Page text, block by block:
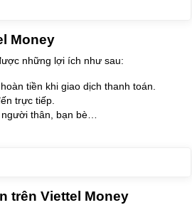
Money
những lợi ích như sau:
tiền khi giao dịch thanh toán.
trực tiếp.
thân, bạn bè…
trên Viettel Money